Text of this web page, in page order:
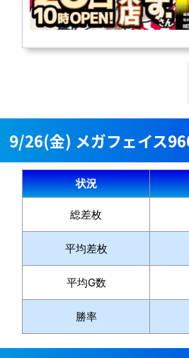
9/26(金) メガフェイス
状況
総差枚
平均差枚
平均G数
勝率